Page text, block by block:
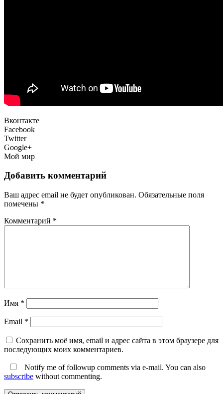
Вконтакте
Facebook
Twitter
Google+
Мой мир
Добавить комментарий
Ваш адрес email не будет опубликован. Обязательные поля
помечены *
Комментарий *
Имя *
Email *
Сохранить моё имя, email и адрес сайта в этом браузере для
последующих моих комментариев.
Notify me of followup comments via e-mail. You can also
subscribe without commenting.